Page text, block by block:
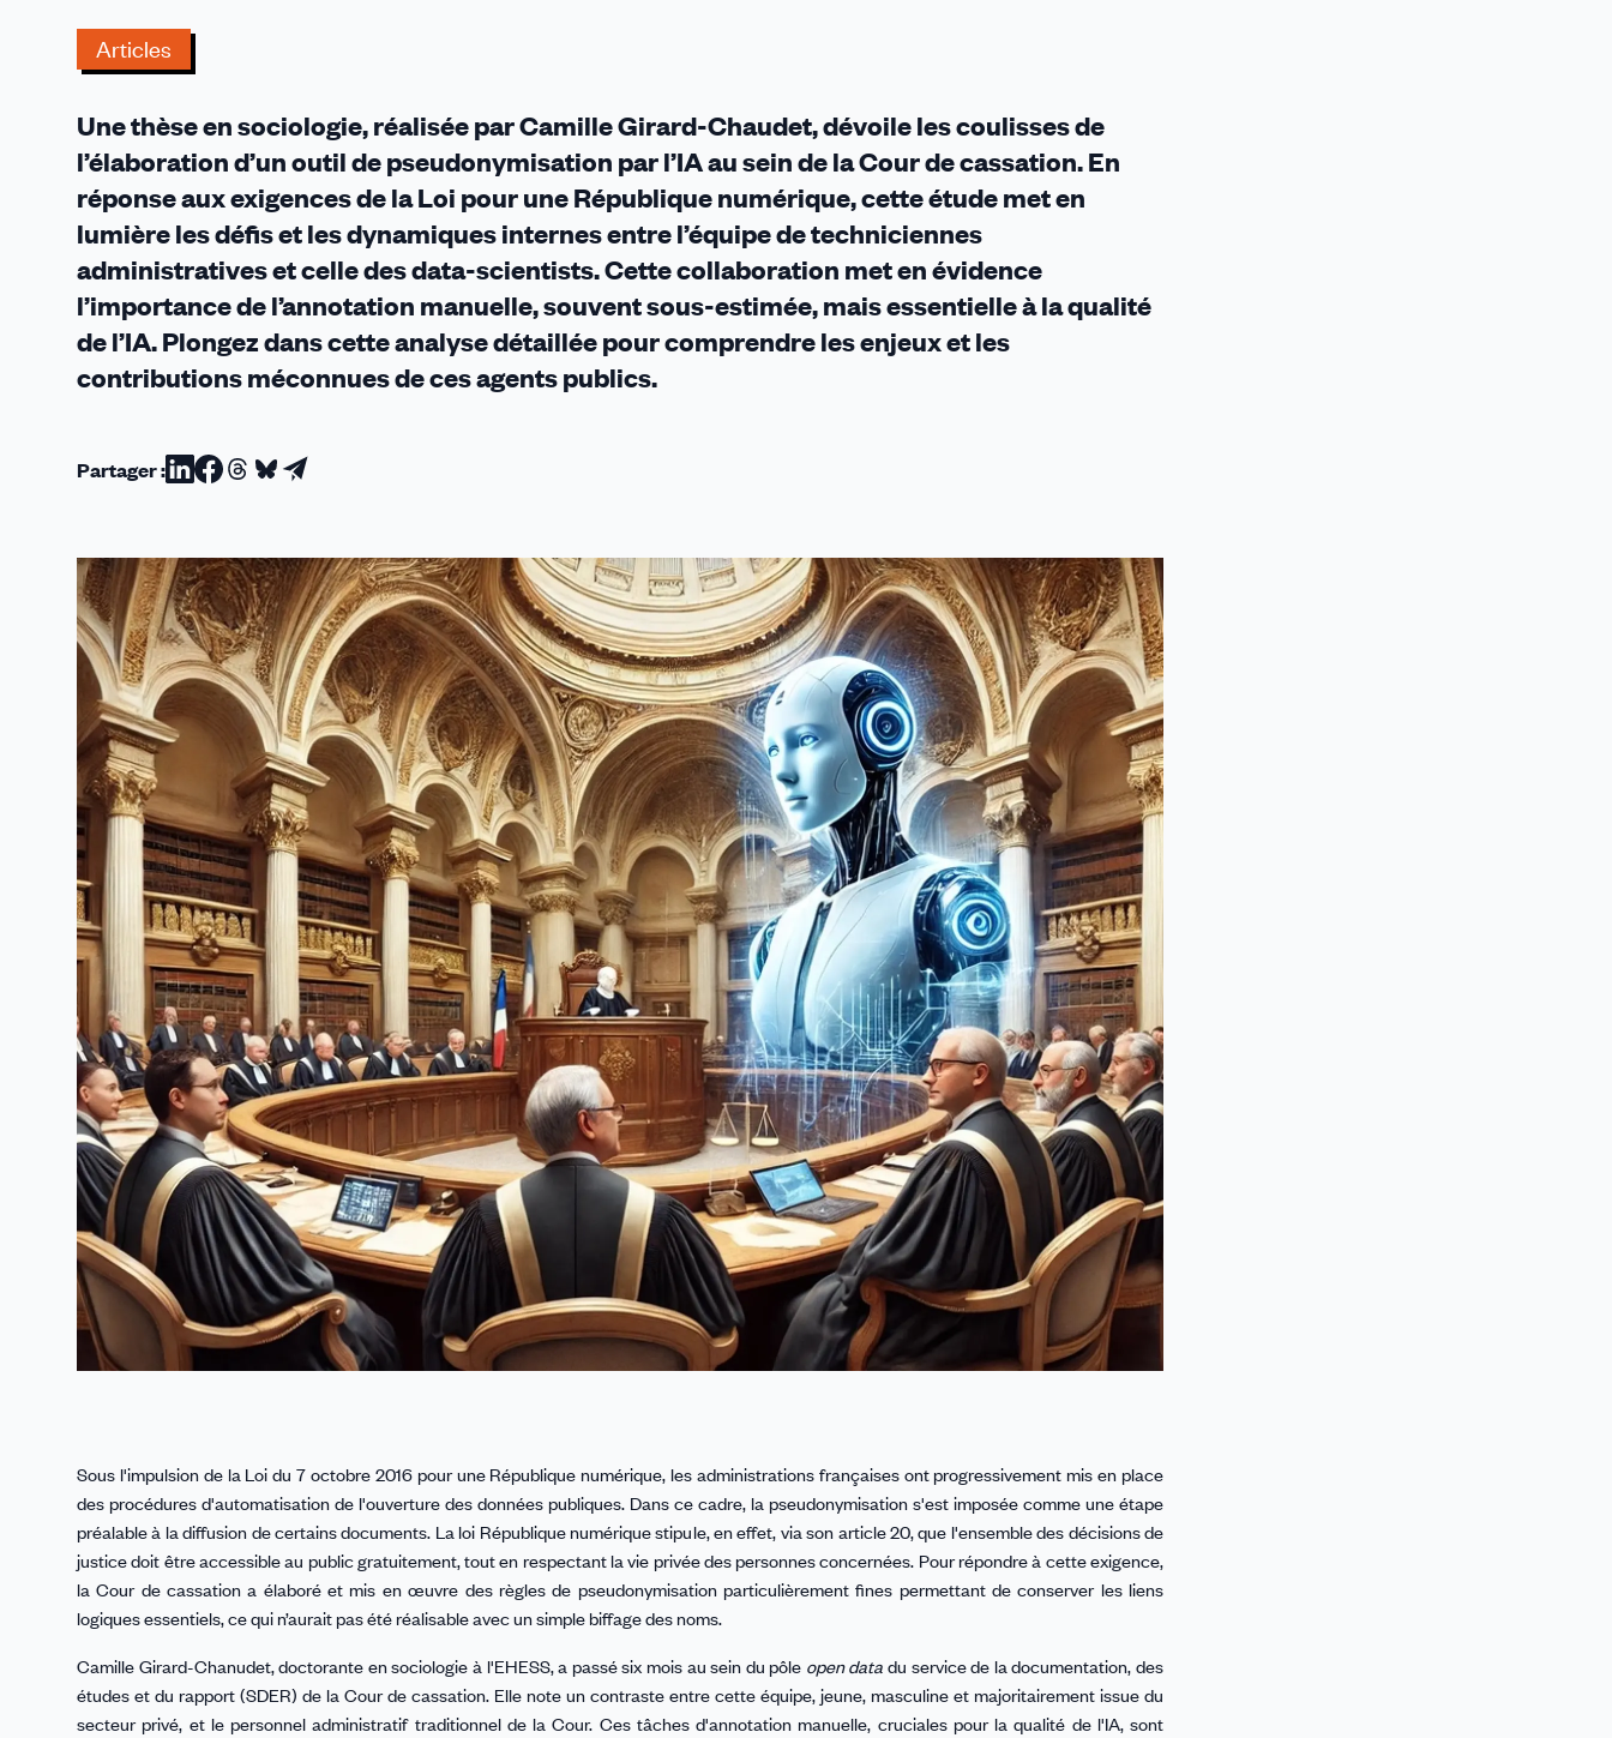
Articles
Une thèse en sociologie, réalisée par Camille Girard-Chaudet, dévoile les coulisses de
l’élaboration d’un outil de pseudonymisation par l’IA au sein de la Cour de cassation. En
réponse aux exigences de la Loi pour une République numérique, cette étude met en
lumière les défis et les dynamiques internes entre l’équipe de techniciennes
administratives et celle des data-scientists. Cette collaboration met en évidence
l’importance de l’annotation manuelle, souvent sous-estimée, mais essentielle à la qualité
de l’IA. Plongez dans cette analyse détaillée pour comprendre les enjeux et les
contributions méconnues de ces agents publics.
Partager :Partager
Linkedin
Partager
Facebook
Partager
Threads
Partager
Bluesky
Partager
email
Sous l'impulsion de la Loi du 7 octobre 2016 pour une République numérique, les administrations françaises ont progressivement mis en place
des procédures d'automatisation de l'ouverture des données publiques. Dans ce cadre, la pseudonymisation s'est imposée comme une étape
préalable à la diffusion de certains documents. La loi République numérique stipule, en effet, via son article 20, que l'ensemble des décisions de
justice doit être accessible au public gratuitement, tout en respectant la vie privée des personnes concernées. Pour répondre à cette exigence,
la Cour de cassation a élaboré et mis en œuvre des règles de pseudonymisation particulièrement fines permettant de conserver les liens
logiques essentiels, ce qui n’aurait pas été réalisable avec un simple biffage des noms.
Camille Girard-Chanudet, doctorante en sociologie à l'EHESS, a passé six mois au sein du pôle open data du service de la documentation, des
études et du rapport (SDER) de la Cour de cassation. Elle note un contraste entre cette équipe, jeune, masculine et majoritairement issue du
secteur privé, et le personnel administratif traditionnel de la Cour. Ces tâches d'annotation manuelle, cruciales pour la qualité de l'IA, sont